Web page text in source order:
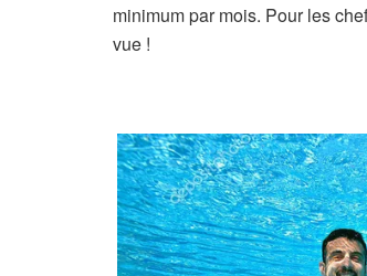
minimum par mois. Pour les
vue !